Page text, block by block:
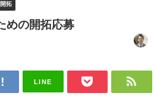
拓
めの開拓応募
LINE